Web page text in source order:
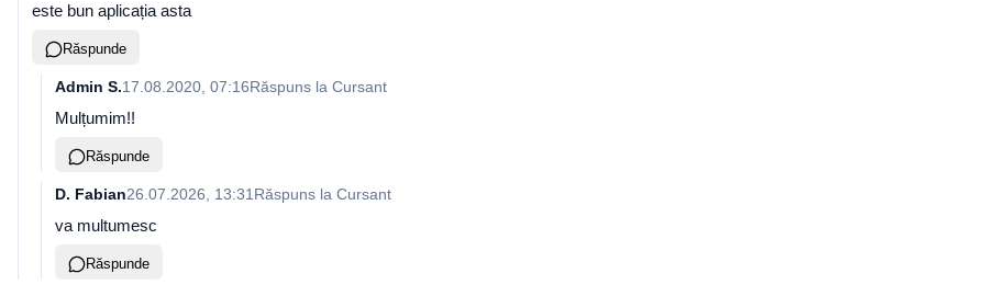
este bun aplicația asta
Răspunde
Admin S.17.08.2020, 07:16Răspuns la Cursant
Mulțumim!!
Răspunde
D. Fabian26.07.2026, 13:31 Răspuns la Cursant
va multumesc
Răspunde